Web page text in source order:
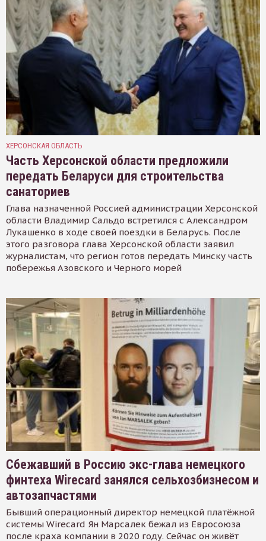
ХЕРСОНСКАЯ ОБЛАСТЬ
Часть Херсонской области предложили
передать Беларуси для строительства
санаториев
Глава назначенной Россией администрации Херсонской
области Владимир Сальдо встретился с Александром
Лукашенко в ходе своей поездки в Беларусь. После
этого разговора глава Херсонской области заявил
журналистам, что регион готов передать Минску часть
побережья Азовского и Черного морей
Сбежавший в Россию экс-глава немецкого
финтеха Wirecard занялся сельхозбизнесом и
автозапчастями
Бывший операционный директор немецкой платёжной
системы Wirecard Ян Марсалек бежал из Евросоюза
после краха компании в 2020 году. Сейчас он живёт